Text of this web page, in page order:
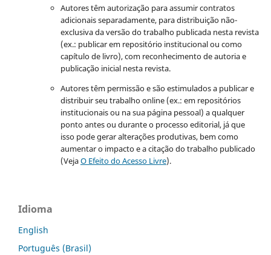
Autores têm autorização para assumir contratos
adicionais separadamente, para distribuição não-
exclusiva da versão do trabalho publicada nesta revista
(ex.: publicar em repositório institucional ou como
capítulo de livro), com reconhecimento de autoria e
publicação inicial nesta revista.
Autores têm permissão e são estimulados a publicar e
distribuir seu trabalho online (ex.: em repositórios
institucionais ou na sua página pessoal) a qualquer
ponto antes ou durante o processo editorial, já que
isso pode gerar alterações produtivas, bem como
aumentar o impacto e a citação do trabalho publicado
(VejaO Efeito do Acesso Livre).
Idioma
English
Português (Brasil)